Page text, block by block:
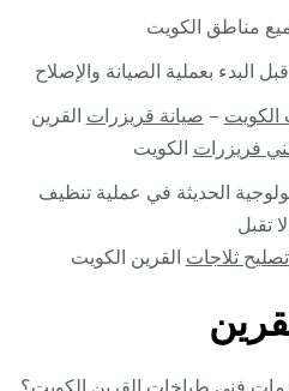
البدء بعملية الصيانة والإصلاح
الكويت – صيانة قريزرات القرين
فريزرات الكويت
الحديثة في عملية تنظيف
تقبل
ثلاجات القرين الكويت